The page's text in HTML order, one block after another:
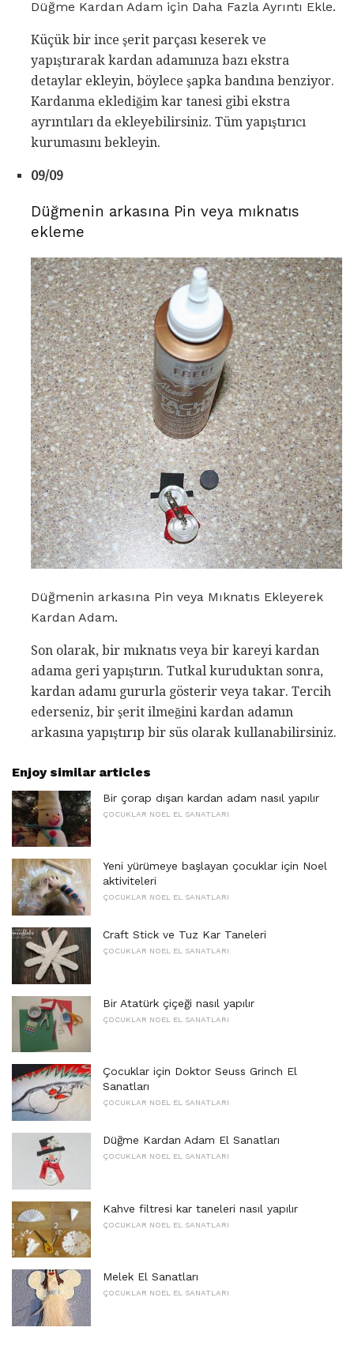
Düğme Kardan Adam için Daha Fazla Ayrıntı Ekle.
Küçük bir ince şerit parçası keserek ve
yapıştırarak kardan adamınıza bazı ekstra
detaylar ekleyin, böylece şapka bandına benziyor.
Kardanma eklediğim kar tanesi gibi ekstra
ayrıntıları da ekleyebilirsiniz. Tüm yapıştırıcı
kurumasını bekleyin.
09/09
Düğmenin arkasına Pin veya mıknatıs
ekleme
Düğmenin arkasına Pin veya Mıknatıs Ekleyerek
Kardan Adam.
Son olarak, bir mıknatıs veya bir kareyi kardan
adama geri yapıştırın. Tutkal kuruduktan sonra,
kardan adamı gururla gösterir veya takar. Tercih
ederseniz, bir şerit ilmeğini kardan adamın
arkasına yapıştırıp bir süs olarak kullanabilirsiniz.
Enjoy similar articles
Bir çorap dışarı kardan adam nasıl yapılır
ÇOCUKLAR NOEL EL SANATLARI
Yeni yürümeye başlayan çocuklar için Noel
aktiviteleri
ÇOCUKLAR NOEL EL SANATLARI
Craft Stick ve Tuz Kar Taneleri
ÇOCUKLAR NOEL EL SANATLARI
Bir Atatürk çiçeği nasıl yapılır
ÇOCUKLAR NOEL EL SANATLARI
Çocuklar için Doktor Seuss Grinch El
Sanatları
ÇOCUKLAR NOEL EL SANATLARI
Düğme Kardan Adam El Sanatları
ÇOCUKLAR NOEL EL SANATLARI
Kahve filtresi kar taneleri nasıl yapılır
ÇOCUKLAR NOEL EL SANATLARI
Melek El Sanatları
ÇOCUKLAR NOEL EL SANATLARI